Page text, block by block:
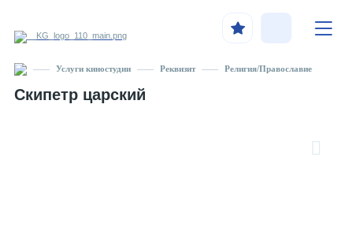
Услуги киностудии Реквизит Религия/Православие
Скипетр царский